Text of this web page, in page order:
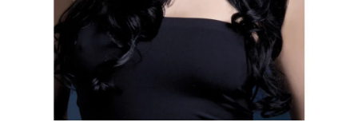
Horor masky
Detské masky
Škrabošky
Gumové masky
ĎALŠIE KATEGÓRIE
PAROCHNE